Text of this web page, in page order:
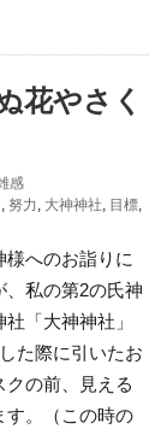
花やさく
感
, 努力, 大神神社, 目標,
へのお詣りに
、私の第2の氏神
「大神神社」
た際に引いたお
の前、見える
す。（この時の